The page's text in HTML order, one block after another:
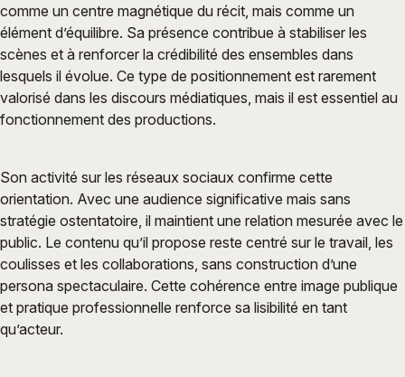
comme un centre magnétique du récit, mais comme un
élément d’équilibre. Sa présence contribue à stabiliser les
scènes et à renforcer la crédibilité des ensembles dans
lesquels il évolue. Ce type de positionnement est rarement
valorisé dans les discours médiatiques, mais il est essentiel au
fonctionnement des productions.
Son activité sur les réseaux sociaux confirme cette
orientation. Avec une audience significative mais sans
stratégie ostentatoire, il maintient une relation mesurée avec le
public. Le contenu qu’il propose reste centré sur le travail, les
coulisses et les collaborations, sans construction d’une
persona spectaculaire. Cette cohérence entre image publique
et pratique professionnelle renforce sa lisibilité en tant
qu’acteur.